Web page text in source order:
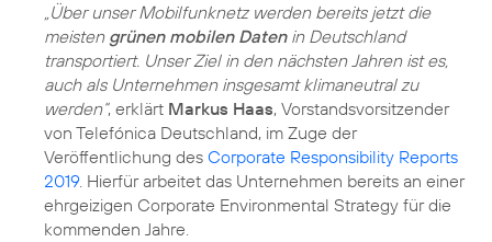
„Über unser Mobilfunknetz werden bereits jetzt die
meisten grünen mobilen Datenin Deutschland
transportiert. Unser Ziel in den nächsten Jahren ist es,
auch als Unternehmen insgesamt klimaneutral zu
werden“, erklärt Markus Haas, Vorstandsvorsitzender
von Telefónica Deutschland, im Zuge der
Veröffentlichung des Corporate Responsibility Reports
2019. Hierfür arbeitet das Unternehmen bereits an einer
ehrgeizigen Corporate Environmental Strategy für die
kommenden Jahre.